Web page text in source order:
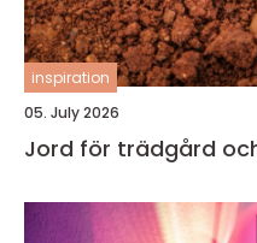
inspiration
05. July 2026
Jord för trädgård